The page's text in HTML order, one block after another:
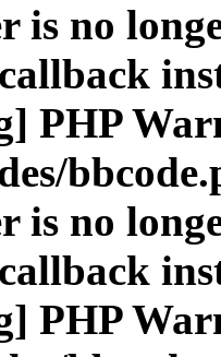
is no
PHP
is no
PHP